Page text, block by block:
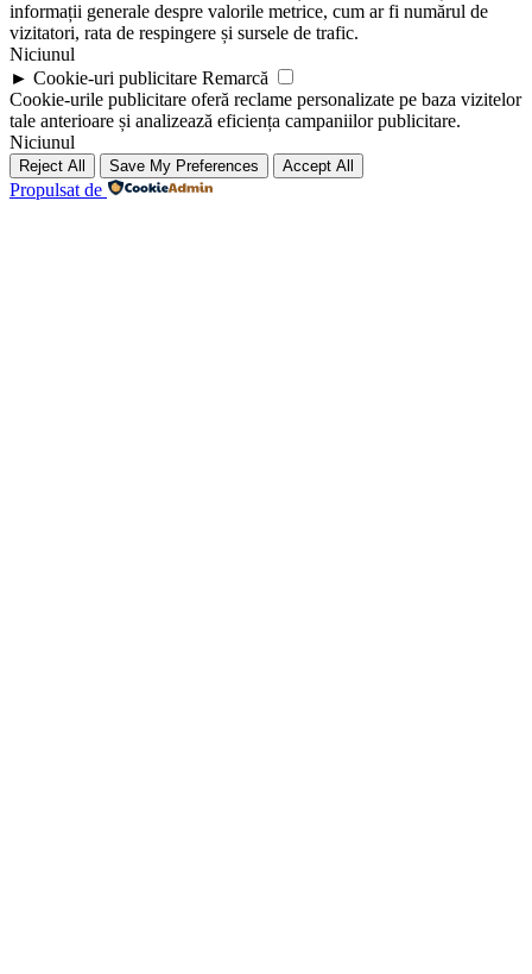
informații generale despre valorile metrice, cum ar fi numărul de
vizitatori, rata de respingere și sursele de trafic.
Niciunul
► Cookie-uri publicitare Remarcă
Cookie-urile publicitare oferă reclame personalizate pe baza vizitelor
tale anterioare și analizează eficiența campaniilor publicitare.
Niciunul
Reject All Save My Preferences Accept All
Propulsat de